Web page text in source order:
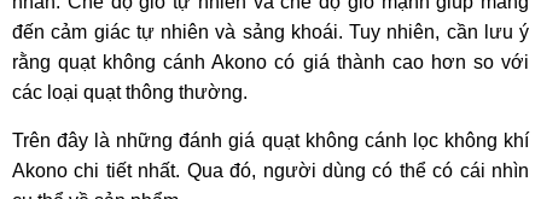
đến cảm giác tự nhiên và sảng khoái. Tuy nhiên, cần lưu ý
rằng quạt không cánh Akono có giá thành cao hơn so với
các loại quạt thông thường.
Trên đây là những đánh giá quạt không cánh lọc không khí
Akono chi tiết nhất. Qua đó, người dùng có thể có cái nhìn